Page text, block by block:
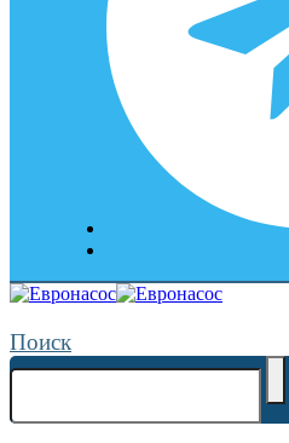
Поиск